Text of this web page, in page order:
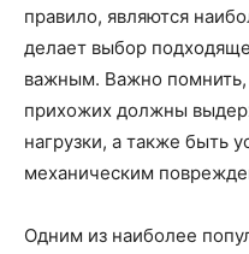
правило, являются
делает выбор
важным. Важно помнить,
прихожих должны
нагрузки, а также быть
механическим
Одним из наиболее